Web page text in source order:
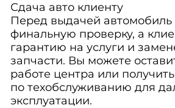
Сдача авто клиенту
Перед выдачей автомобиль
финальную проверку, а
гарантию на услуги и
запчасти. Вы можете
работе центра или
по техобслуживанию для
эксплуатации.